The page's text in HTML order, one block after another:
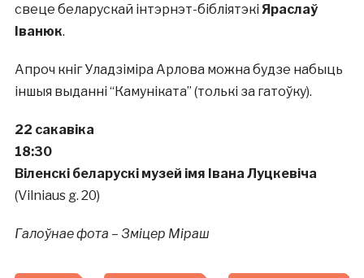
свеце беларускай інтэрнэт-бібліятэкі Яраслаў
Іванюк.
Апроч кніг Уладзіміра Арлова можна будзе набыць
іншыя выданні “Камуніката” (толькі за гатоўку).
22 сакавіка
18:30
Віленскі беларускі музей імя Івана Луцкевіча
(Vilniaus g. 20)
Галоўнае фота – Зміцер Міраш